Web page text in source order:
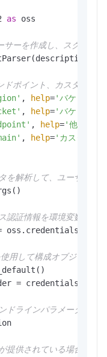
as oss
ーを作成し、スクリプ
ポイント、カスタムド
, help='バケットが
, help='バケットの
, help='他のサー
, help='カスタムド
を解析して、ユーザーが
認証情報を環境変数から
用して構成オブジェクト
=
ドラインパラメータに基
提供されている場合は